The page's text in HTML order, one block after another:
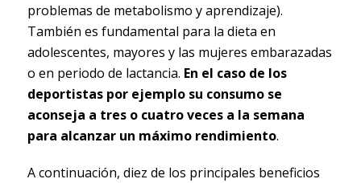
problemas de metabolismo y aprendizaje).
También es fundamental para la dieta en
adolescentes, mayores y las mujeres embarazadas
o en periodo de lactancia. En el caso de los
deportistas por ejemplo su consumo se
aconseja a tres o cuatro veces a la semana
para alcanzar un máximo rendimiento.
A continuación, diez de los principales beneficios